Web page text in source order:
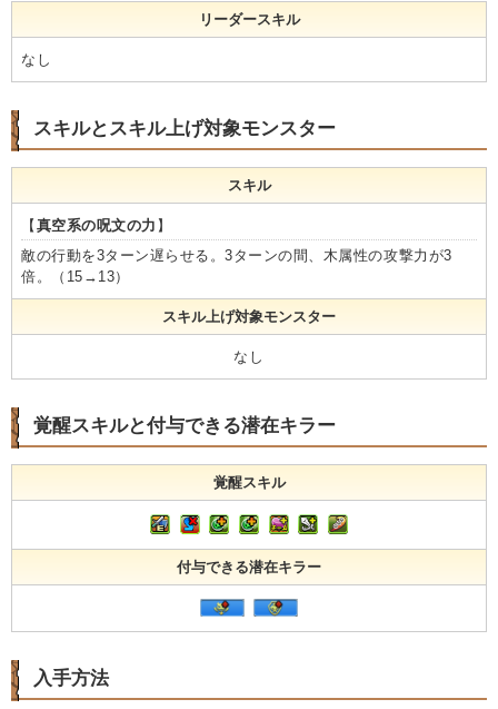
リーダースキル
なし
スキルとスキル上げ対象モンスター
スキル
【真空系の呪文の力 】
敵の行動を3ターン遅らせる。3ターンの間、木属性の攻撃力が3
倍。（15→13）
スキル上げ対象モンスター
なし
覚醒スキルと付与できる潜在キラー
覚醒スキル
付与できる潜在キラー
入手方法